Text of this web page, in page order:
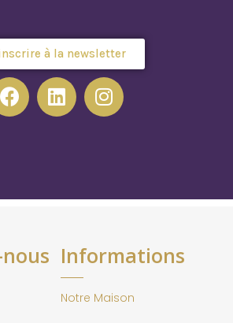
à la newsletter
Informations
Notre Maison